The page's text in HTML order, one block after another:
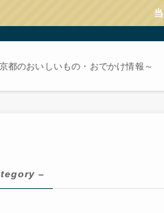
都のおいしいもの・おでかけ情報～
–